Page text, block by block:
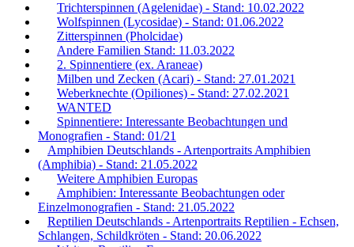
Trichterspinnen (Agelenidae) - Stand: 10.02.2022
Wolfspinnen (Lycosidae) - Stand: 01.06.2022
Zitterspinnen (Pholcidae)
Andere Familien Stand: 11.03.2022
2. Spinnentiere (ex. Araneae)
Milben und Zecken (Acari) - Stand: 27.01.2021
Weberknechte (Opiliones) - Stand: 27.02.2021
WANTED
Spinnentiere: Interessante Beobachtungen und
Monografien - Stand: 01/21
Amphibien Deutschlands - Artenportraits Amphibien
(Amphibia) - Stand: 21.05.2022
Weitere Amphibien Europas
Amphibien: Interessante Beobachtungen oder
Einzelmonografien - Stand: 21.05.2022
Reptilien Deutschlands - Artenportraits Reptilien - Echsen,
Schlangen, Schildkröten - Stand: 20.06.2022